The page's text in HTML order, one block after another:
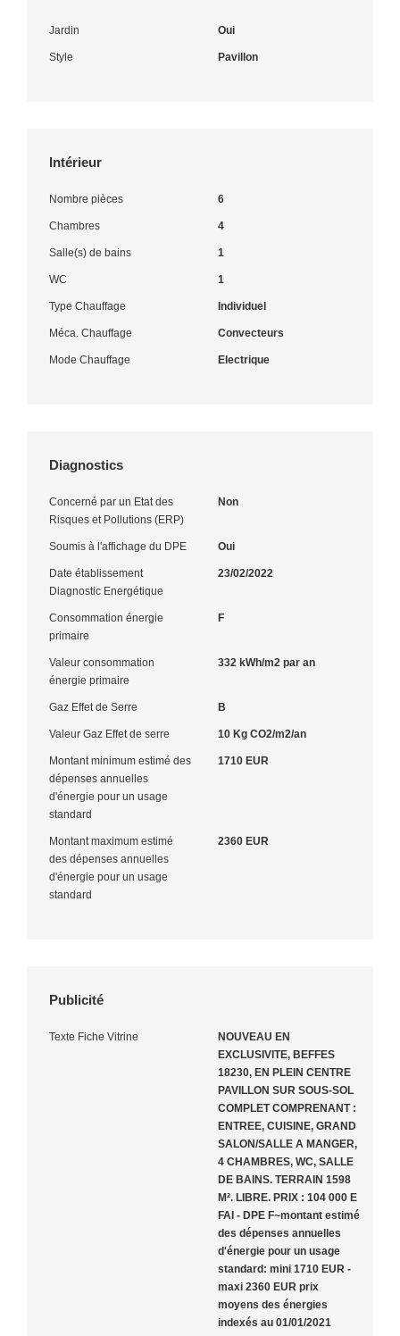
Jardin Oui
Style Pavillon
Intérieur
Nombre pièces 6
Chambres 4
Salle(s) de bains 1
WC 1
Type Chauffage Individuel
Méca. Chauffage Convecteurs
Mode Chauffage Electrique
Diagnostics
Concerné par un Etat des
Risques et Pollutions (ERP)
Non
Soumis à l'affichage du DPE Oui
Date établissement
Diagnostic Energétique
23/02/2022
Consommation énergie
primaire
F
Valeur consommation
énergie primaire
332 kWh/m2 par an
Gaz Effet de Serre B
Valeur Gaz Effet de serre 10 Kg CO2/m2/an
Montant minimum estimé des
dépenses annuelles
d'énergie pour un usage
standard
1710 EUR
Montant maximum estimé
des dépenses annuelles
d'énergie pour un usage
standard
2360 EUR
Publicité
Texte Fiche Vitrine
NOUVEAU EN
EXCLUSIVITE, BEFFES
18230, EN PLEIN CENTRE
PAVILLON SUR SOUS-SOL
COMPLET COMPRENANT :
ENTREE, CUISINE, GRAND
SALON/SALLE A MANGER,
4 CHAMBRES, WC, SALLE
DE BAINS. TERRAIN 1598
M². LIBRE. PRIX : 104 000 E
FAI - DPE F~montant estimé
des dépenses annuelles
d'énergie pour un usage
standard: mini 1710 EUR -
maxi 2360 EUR prix
moyens des énergies
indexés au 01/01/2021